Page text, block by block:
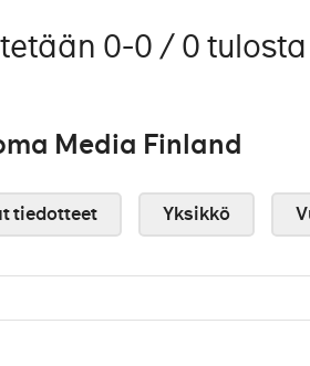
0-0 / 0 tulosta
Media Finland
tiedotteet Yksikkö